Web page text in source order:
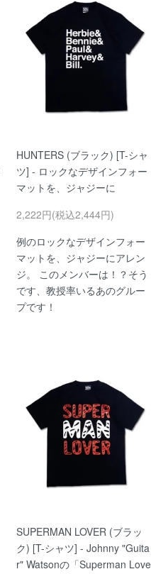
HUNTERS (ブラック) [T-シャ
ツ] - ロックなデザインフォー
マットを、ジャジーに
2,222円(税込2,444円)
例のロックなデザインフォー
マットを、ジャジーにアレン
ジ。 このメンバーは！？そう
です、教授率いるあのグルー
プです！
SUPERMAN LOVER (ブラッ
ク) [T-シャツ] - Johnny "Guita
r" Watsonの「Superman Love